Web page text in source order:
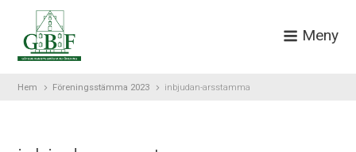
Meny
Hem Föreningsstämma 2023 inbjudan-arsstamma